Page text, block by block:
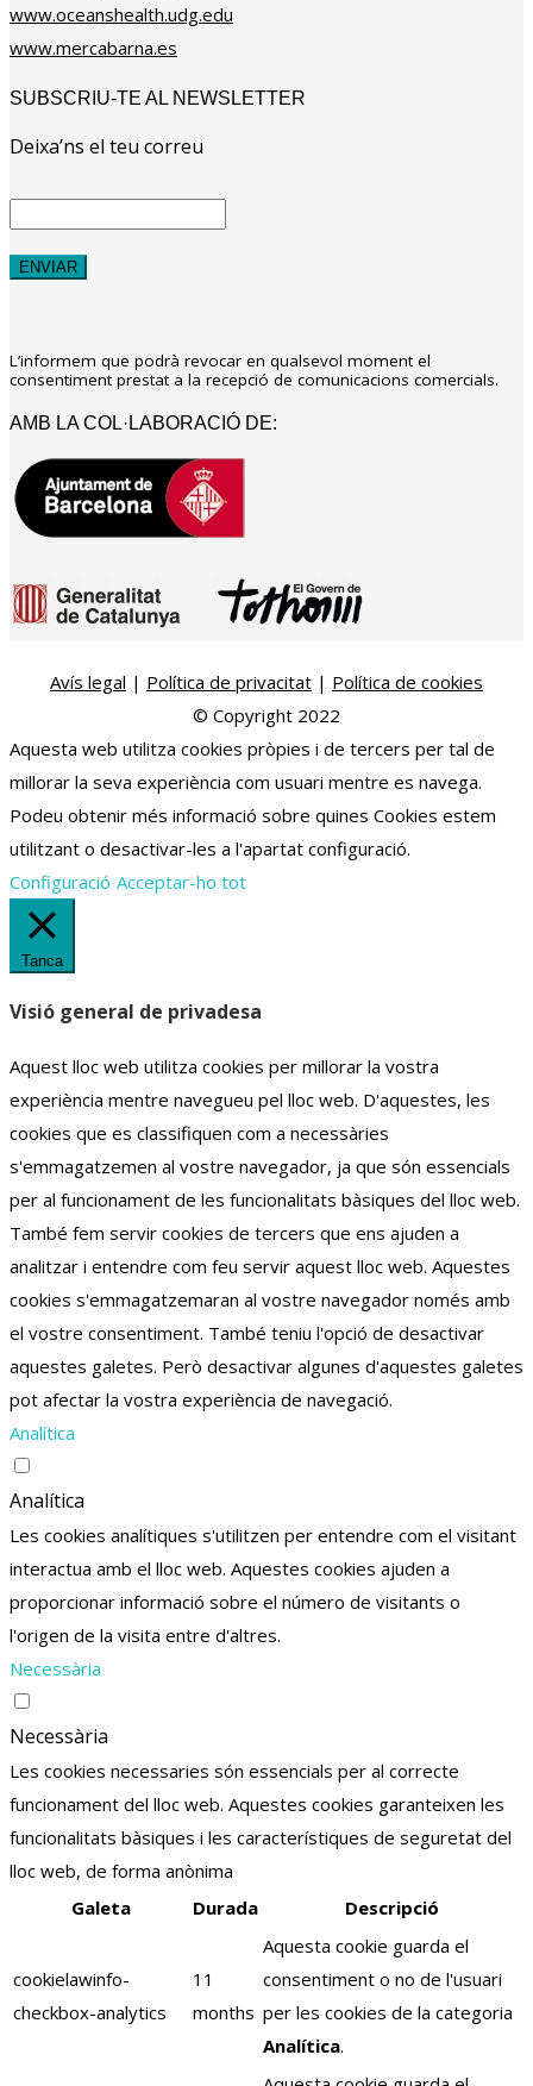
www.oceanshealth.udg.edu
www.mercabarna.es
SUBSCRIU-TE AL NEWSLETTER
Deixa’ns el teu correu
L’informem que podrà revocar en qualsevol moment el
consentiment prestat a la recepció de comunicacions comercials.
AMB LA COL·LABORACIÓ DE:
Avís legal | Política de privacitat | Política de cookies
© Copyright 2022
Aquesta web utilitza cookies pròpies i de tercers per tal de
millorar la seva experiència com usuari mentre es navega.
Podeu obtenir més informació sobre quines Cookies estem
utilitzant o desactivar-les a l'apartat configuració.
Configuració Acceptar-ho tot
Tanca
Visió general de privadesa
Aquest lloc web utilitza cookies per millorar la vostra
experiència mentre navegueu pel lloc web. D'aquestes, les
cookies que es classifiquen com a necessàries
s'emmagatzemen al vostre navegador, ja que són essencials
per al funcionament de les funcionalitats bàsiques del lloc web.
També fem servir cookies de tercers que ens ajuden a
analitzar i entendre com feu servir aquest lloc web. Aquestes
cookies s'emmagatzemaran al vostre navegador només amb
el vostre consentiment. També teniu l'opció de desactivar
aquestes galetes. Però desactivar algunes d'aquestes galetes
pot afectar la vostra experiència de navegació.
Analítica
Analítica
Les cookies analítiques s'utilitzen per entendre com el visitant
interactua amb el lloc web. Aquestes cookies ajuden a
proporcionar informació sobre el número de visitants o
l'origen de la visita entre d'altres.
Necessària
Necessària
Les cookies necessaries són essencials per al correcte
funcionament del lloc web. Aquestes cookies garanteixen les
funcionalitats bàsiques i les característiques de seguretat del
lloc web, de forma anònima
Galeta
Durada Descripció
cookielawinfo-
checkbox-analytics
11
months
Aquesta cookie guarda el
consentiment o no de l'usuari
per les cookies de la categoria
Analítica.